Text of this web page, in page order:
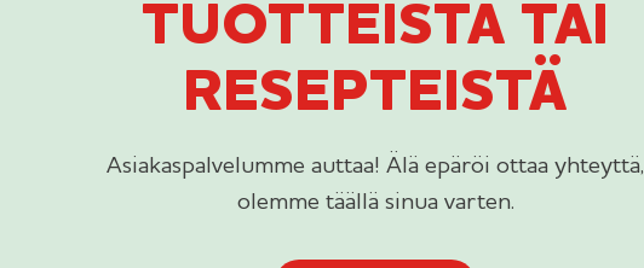
TUOTTEISTA TAI
RESEPTEISTÄ
Asiakaspalvelumme auttaa! Älä epäröi ottaa yhteyttä,
olemme täällä sinua varten.